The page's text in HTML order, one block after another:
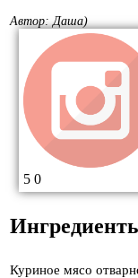
Автор: Даша)
5 0
Куриное мясо